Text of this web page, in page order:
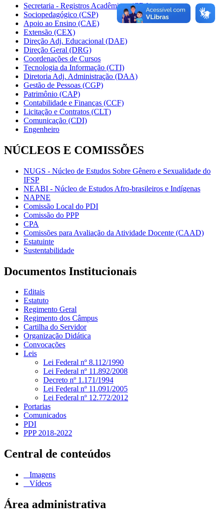
Secretaria - Registros Acadêmicos (CRA)
Sociopedagógico (CSP)
Apoio ao Ensino (CAE)
Extensão (CEX)
Direção Adj. Educacional (DAE)
Direção Geral (DRG)
Coordenações de Cursos
Tecnologia da Informação (CTI)
Diretoria Adj. Administração (DAA)
Gestão de Pessoas (CGP)
Patrimônio (CAP)
Contabilidade e Finanças (CCF)
Licitação e Contratos (CLT)
Comunicação (CDI)
Engenheiro
NÚCLEOS E COMISSÕES
NUGS - Núcleo de Estudos Sobre Gênero e Sexualidade do
IFSP
NEABI - Núcleo de Estudos Afro-brasileiros e Indígenas
NAPNE
Comissão Local do PDI
Comissão do PPP
CPA
Comissões para Avaliação da Atividade Docente (CAAD)
Estatuinte
Sustentabilidade
Documentos Institucionais
Editais
Estatuto
Regimento Geral
Regimento dos Câmpus
Cartilha do Servidor
Organização Didática
Convocações
Leis
Lei Federal nº 8.112/1990
Lei Federal nº 11.892/2008
Decreto nº 1.171/1994
Lei Federal nº 11.091/2005
Lei Federal nº 12.772/2012
Portarias
Comunicados
PDI
PPP 2018-2022
Central de conteúdos
Imagens
Vídeos
Área administrativa